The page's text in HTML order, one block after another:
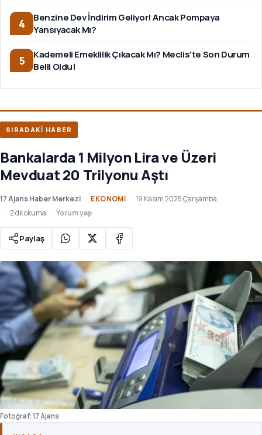
4
Benzine Dev İndirim Geliyor! Ancak Pompaya
Yansıyacak Mı?
5
Kademeli Emeklilik Çıkacak Mı? Meclis'te Son Durum
Belli Oldu!
SIRADAKİ HABER
Bankalarda 1 Milyon Lira ve Üzeri
Mevduat 20 Trilyonu Aştı
17 Ajans Haber Merkezi EKONOMI
19 Kasım 2025 Çarşamba
2 dk okuma
Yorum yap
Paylaş
Fotoğraf: 17 Ajans